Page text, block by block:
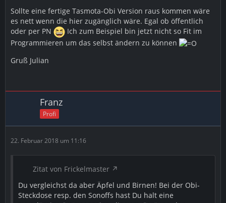
Sollte eine fertige Tasmota-Obi Version raus kommen wäre
es nett wenn die hier zugänglich wäre. Egal ob öffentlich
oder per PN
Ich zum Beispiel bin jetzt nicht so Fit im
Programmieren um das selbst ändern zu können
Gruß Julian
Franz
Profi
22. Februar 2018 um 11:16
Zitat von Frickelmaster
Du vergleichst da aber Äpfel und Birnen! Bei der Obi-
Steckdose resp. den Sonoffs hast Du halt eine